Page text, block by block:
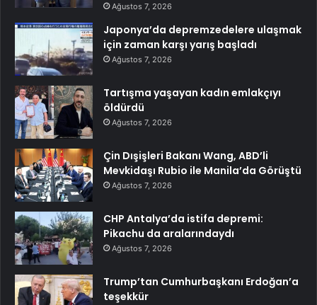
Ağustos 7, 2026
Japonya’da depremzedelere ulaşmak
için zaman karşı yarış başladı
Ağustos 7, 2026
Tartışma yaşayan kadın emlakçıyı
öldürdü
Ağustos 7, 2026
Çin Dışişleri Bakanı Wang, ABD’li
Mevkidaşı Rubio ile Manila’da Görüştü
Ağustos 7, 2026
CHP Antalya’da istifa depremi:
Pikachu da aralarındaydı
Ağustos 7, 2026
Trump’tan Cumhurbaşkanı Erdoğan’a
teşekkür